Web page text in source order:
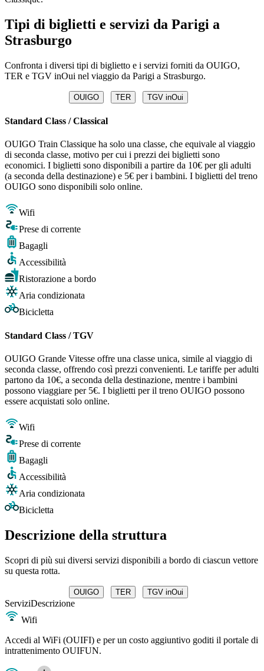
Tipi di biglietti e servizi da Parigi a
Strasburgo
Confronta i diversi tipi di biglietto e i servizi forniti da OUIGO,
TER e TGV inOui nel viaggio da Parigi a Strasburgo.
OUIGO TER TGV inOui
Standard Class / Classical
OUIGO Train Classique ha solo una classe, che equivale al viaggio
di seconda classe, motivo per cui i prezzi dei biglietti sono
economici. I biglietti sono disponibili a partire da 10€ per gli adulti
(a seconda della destinazione) e 5€ per i bambini. I biglietti del treno
OUIGO sono disponibili solo online.
Wifi
Prese di corrente
Bagagli
Accessibilità
Ristorazione a bordo
Aria condizionata
Bicicletta
Standard Class / TGV
OUIGO Grande Vitesse offre una classe unica, simile al viaggio di
seconda classe, offrendo così prezzi convenienti. Le tariffe per adulti
partono da 10€, a seconda della destinazione, mentre i bambini
possono viaggiare per 5€. I biglietti per il treno OUIGO possono
essere acquistati solo online.
Wifi
Prese di corrente
Bagagli
Accessibilità
Aria condizionata
Bicicletta
Descrizione della struttura
Scopri di più sui diversi servizi disponibili a bordo di ciascun vettore
su questa rotta.
OUIGO TER TGV inOui
ServiziDescrizione
Wifi
Accedi al WiFi (OUIFI) e per un costo aggiuntivo goditi il portale di
intrattenimento OUIFUN.